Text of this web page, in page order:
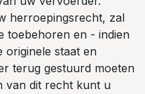
herroepingsrecht, zal
toebehoren en - indien
originele staat en
terug gestuurd moeten
van dit recht kunt u